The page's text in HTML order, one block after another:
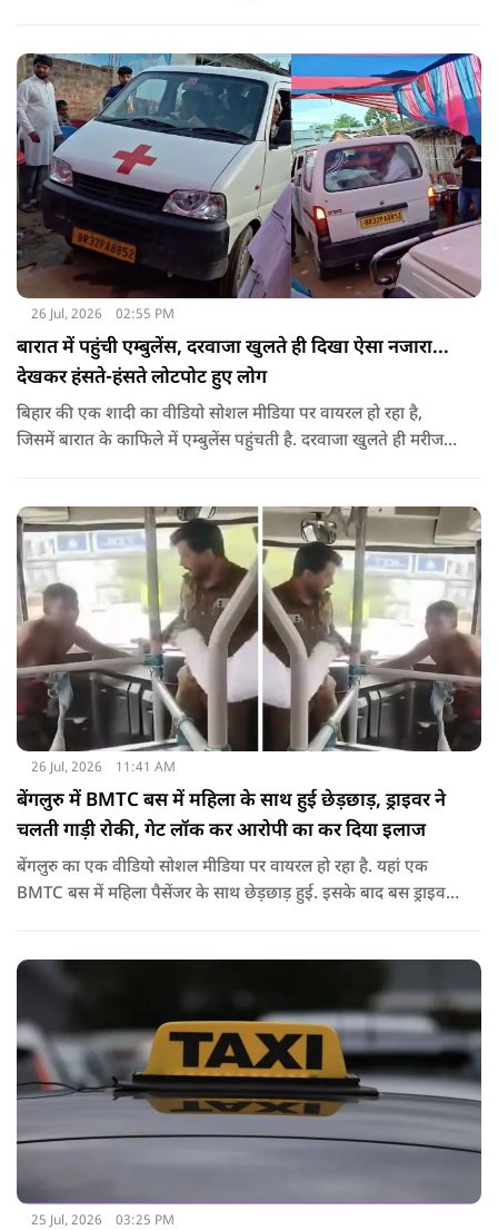
26 Jul, 2026 02:55 PM
बारात में पहुंची एम्बुलेंस, दरवाजा खुलते ही दिखा ऐसा नजारा...
देखकर हंसते-हंसते लोटपोट हुए लोग
बिहार की एक शादी का वीडियो सोशल मीडिया पर वायरल हो रहा है,
जिसमें बारात के काफिले में एम्बुलेंस पहुंचती है. दरवाजा खुलते ही मरीज
26 Jul, 2026 11:41 AM
बेंगलुरु में BMTC बस में महिला के साथ हुई छेड़छाड़, ड्राइवर ने
चलती गाड़ी रोकी, गेट लॉक कर आरोपी का कर दिया इलाज
बेंगलुरु का एक वीडियो सोशल मीडिया पर वायरल हो रहा है. यहां एक
BMTC बस में महिला पैसेंजर के साथ छेड़छाड़ हुई. इसके बाद बस ड्राइवर
25 Jul, 2026 03:25 PM